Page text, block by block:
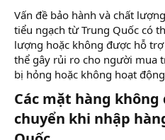
Vấn đề bảo hành và chất
tiểu ngạch từ Trung Quốc có
lượng hoặc không được hỗ
thể gây rủi ro cho người mua
bị hỏng hoặc không hoạt
Các mặt hàng
chuyển khi nhập